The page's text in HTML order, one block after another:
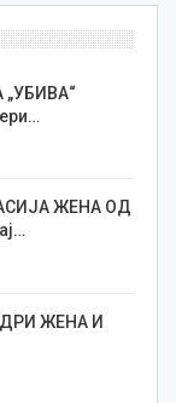
ЖЕНА ОД
ЖЕНА И